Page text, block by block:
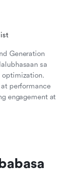
Generation
sa
optimization.
performance
engagement at